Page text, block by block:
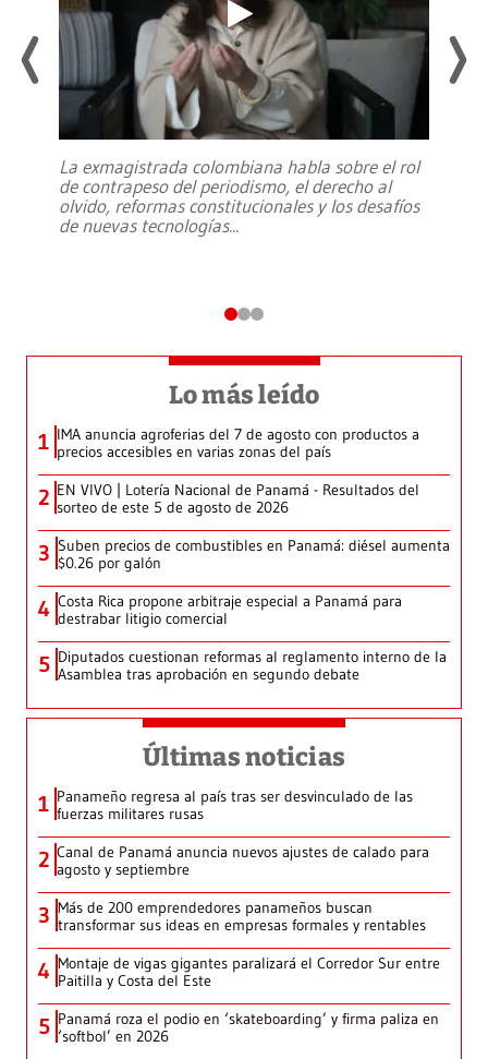
La exmagistrada colombiana habla sobre el rol
de contrapeso del periodismo, el derecho al
olvido, reformas constitucionales y los desafíos
de nuevas tecnologías...
Lo más leído
1 IMA anuncia agroferias del 7 de agosto con productos a
precios accesibles en varias zonas del país
2 EN VIVO | Lotería Nacional de Panamá - Resultados del
sorteo de este 5 de agosto de 2026
3 Suben precios de combustibles en Panamá: diésel aumenta
$0.26 por galón
4 Costa Rica propone arbitraje especial a Panamá para
destrabar litigio comercial
5 Diputados cuestionan reformas al reglamento interno de la
Asamblea tras aprobación en segundo debate
Últimas noticias
1 Panameño regresa al país tras ser desvinculado de las
fuerzas militares rusas
2 Canal de Panamá anuncia nuevos ajustes de calado para
agosto y septiembre
3 Más de 200 emprendedores panameños buscan
transformar sus ideas en empresas formales y rentables
4 Montaje de vigas gigantes paralizará el Corredor Sur entre
Paitilla y Costa del Este
5 Panamá roza el podio en ‘skateboarding’ y firma paliza en
‘softbol’ en 2026